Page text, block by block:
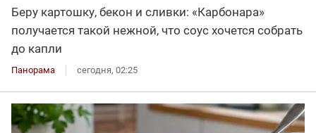
Беру картошку, бекон и сливки: «Карбонара»
получается такой нежной, что соус хочется собрать
до капли
Панорама сегодня, 02:25